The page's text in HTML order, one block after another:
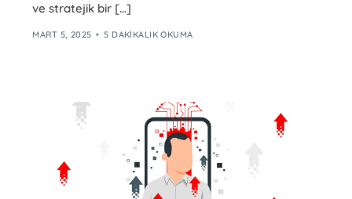
ve stratejik bir […]
MART 5, 2025 5 DAKIKALIK OKUMA